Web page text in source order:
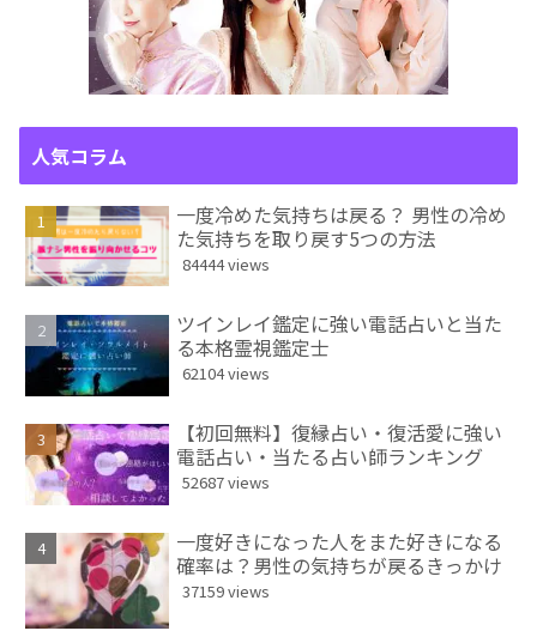
人気コラム
一度冷めた気持ちは戻る？ 男性の冷め
た気持ちを取り戻す5つの方法
84444 views
ツインレイ鑑定に強い電話占いと当た
る本格霊視鑑定士
62104 views
【初回無料】復縁占い・復活愛に強い
電話占い・当たる占い師ランキング
52687 views
一度好きになった人をまた好きになる
確率は？男性の気持ちが戻るきっかけ
37159 views